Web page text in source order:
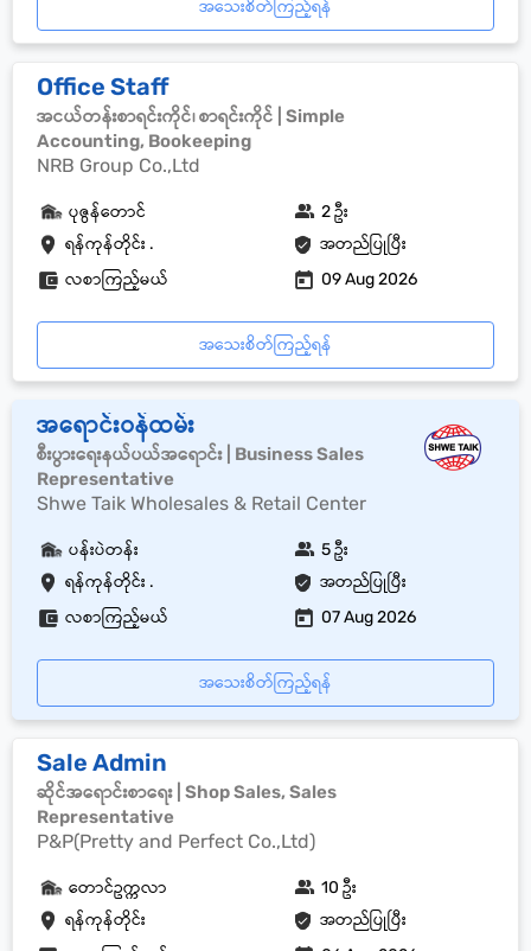
အသေးစိတ်ကြည့်ရန်
Office Staff
အငယ်တန်းစာရင်းကိုင်၊ စာရင်းကိုင် | Simple
Accounting, Bookeeping
NRB Group Co.,Ltd
ရန်ကုန်တိုင်း . အတည်ပြုပြီး
ပုဇွန်တောင် 2 ဦး
လစာကြည့်မယ် 09 Aug 2026
အသေးစိတ်ကြည့်ရန်
အရောင်းဝန်ထမ်း
စီးပွားရေးနယ်ပယ်အရောင်း | Business Sales
Representative
Shwe Taik Wholesales & Retail Center
ရန်ကုန်တိုင်း . အတည်ပြုပြီး
ပန်းပဲတန်း 5 ဦး
လစာကြည့်မယ် 07 Aug 2026
အသေးစိတ်ကြည့်ရန်
Sale Admin
ဆိုင်အရောင်းစာရေး | Shop Sales, Sales
Representative
P&P(Pretty and Perfect Co.,Ltd)
ရန်ကုန်တိုင်း အတည်ပြုပြီး
တောင်ဥက္ကလာ 10 ဦး